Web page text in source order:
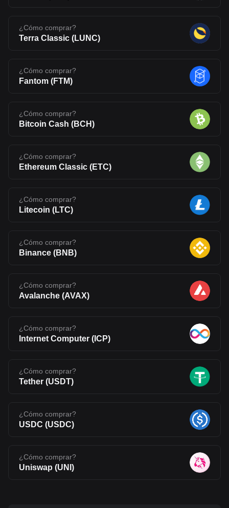
¿Cómo comprar?
Terra Classic (LUNC)
¿Cómo comprar?
Fantom (FTM)
¿Cómo comprar?
Bitcoin Cash (BCH)
¿Cómo comprar?
Ethereum Classic (ETC)
¿Cómo comprar?
Litecoin (LTC)
¿Cómo comprar?
Binance (BNB)
¿Cómo comprar?
Avalanche (AVAX)
¿Cómo comprar?
Internet Computer ( ICP)
¿Cómo comprar?
Tether (USDT)
¿Cómo comprar?
USDC (USDC)
¿Cómo comprar?
Uniswap (UNI )